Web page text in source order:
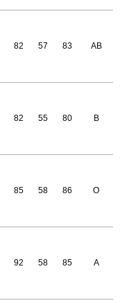
82 57 83 AB
82 55 80 B
85 58 86 O
92 58 85 A